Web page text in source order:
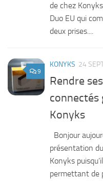
de chez
Duo EU qui
deux prises....
9
KONYKS 24
Rendre
connectés
Konyks
Bonjour
présentation
Konyks
permettant de